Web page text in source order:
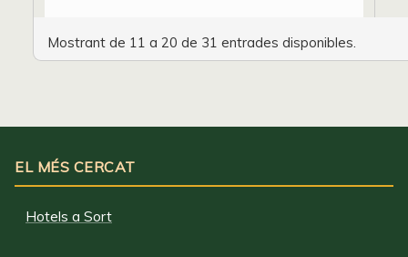
Mostrant de 11 a 20 de 31 entrades disponibles.
EL MÉS CERCAT
Hotels a Sort